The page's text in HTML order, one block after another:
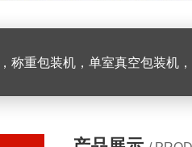
重包装机，单室真空包装机，双室真